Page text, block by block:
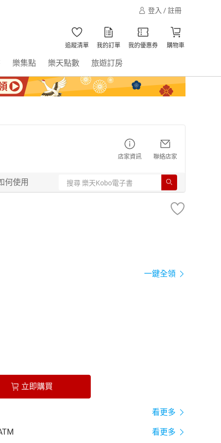
登入 / 註冊
追蹤清單 我的訂單 我的優惠券 購物車
樂集點 樂天點數 旅遊訂房
店家資訊 聯絡店家
何使用
一鍵全領
立即購買
看更多
看更多